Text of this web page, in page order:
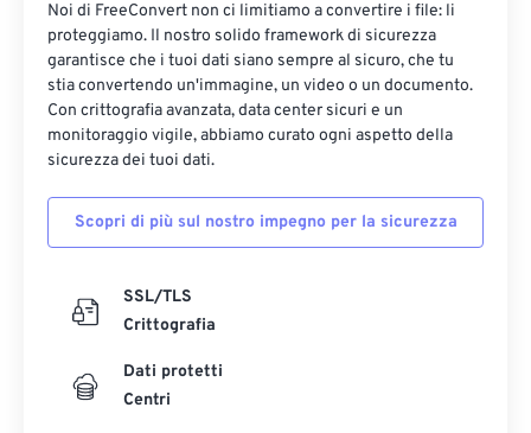
Noi di FreeConvert non ci limitiamo a convertire i file: li
proteggiamo. Il nostro solido framework di sicurezza
garantisce che i tuoi dati siano sempre al sicuro, che tu
stia convertendo un'immagine, un video o un documento.
Con crittografia avanzata, data center sicuri e un
monitoraggio vigile, abbiamo curato ogni aspetto della
sicurezza dei tuoi dati.
Scopri di più sul nostro impegno per la sicurezza
SSL/TLS
Crittografia
Dati protetti
Centri